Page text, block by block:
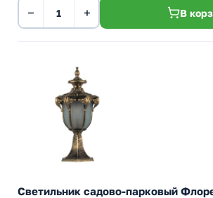
− + В
Светильник садово-парковый